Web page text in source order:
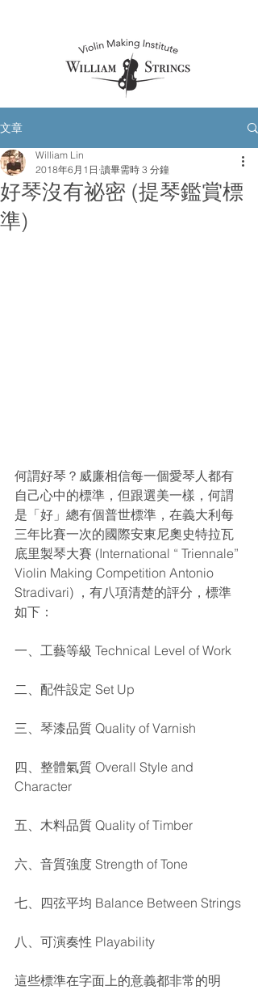
文章
好琴沒有祕密 (提琴鑑賞標
準)
William Lin
2018年6月1日 讀畢需時 3 分鐘
何謂好琴？威廉相信每一個愛琴人都有
自己心中的標準，但跟選美一樣，何謂
是「好」總有個普世標準，在義大利每
三年比賽一次的國際安東尼奧史特拉瓦
底里製琴大賽 (International “ Triennale”
Violin Making Competition Antonio
Stradivari) ，有八項清楚的評分，標準
如下：
一、工藝等級 Technical Level of Work
二、配件設定 Set Up
三、琴漆品質 Quality of Varnish
四、整體氣質 Overall Style and
Character
五、木料品質 Quality of Timber
六、音質強度 Strength of Tone
七、四弦平均 Balance Between Strings
八、可演奏性 Playability
這些標準在字面上的意義都非常的明